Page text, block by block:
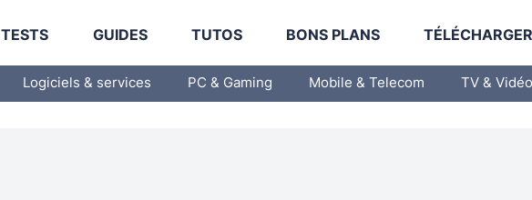
TESTS GUIDES TUTOS BONS PLANS
Logiciels & services PC & Gaming Mobile & Telecom TV & Vidéo